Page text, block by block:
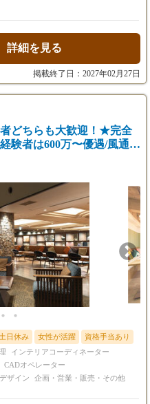
～50万円（能力・経験により優
後、能力によって給与見直しあり
ースデザイナー
用期間有
、能力によって給与見直しあり
の場合は、月給30万円～（能力・
優遇）
定残業代（54,100円／38時間分）
代（54,100円／38時間分）を含み
途全額支給します。
り
やCADスキルを十分に評価し、当
たしますので、ぜひご相談くださ
コンセプト立案、デザイン提案、プ
、実施設計、マテリアル選定 ・プ
算管理 ・若手デザイナーの育成、
百坪規模の大規模案件に、企画段階
す。 将来的には、部門を率いるリー
業の中核を担うキャリアパスもご
らスタート。実務を通して、プロ
・入社当初：現場でのアシスタン
て仕事の流れを覚えます。 ・慣れ
をお任せします。 ・将来的には：
規模案件のデザイン担当など、活躍
に、未経験で入社し4年でチーフデ
す！ 3. CADオペレータ
VectorWorksを使用したオフィスレ
の作成が主な業務です。 Illustratorや
での見積作成補助など、スキルに
ご活躍いただけます。 パートタイム
歓迎しますので、お気軽にご相談く
詳細を見る
掲載終了日：2027年02月27日
者どちらも大歓迎！★完全
験者は600万〜優遇/風通し
業・施工管理
土日休み 女性が活躍
資格手当あり
インテリアコーディネーター
CADオペレーター
ザイン 企画・営業・販売・その他